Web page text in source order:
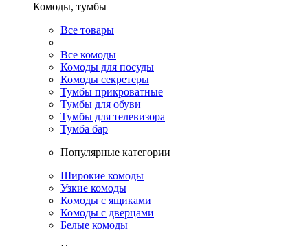
Комоды, тумбы
Все товары
Все комоды
Комоды для посуды
Комоды секретеры
Тумбы прикроватные
Тумбы для обуви
Тумбы для телевизора
Тумба бар
Популярные категории
Широкие комоды
Узкие комоды
Комоды с ящиками
Комоды с дверцами
Белые комоды